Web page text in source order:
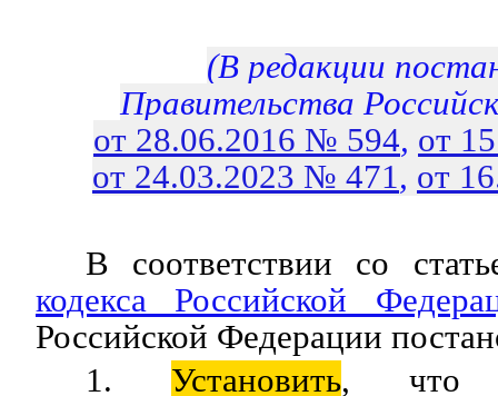
(В редакции
Правительства
от 28.06.2016 № 594, от
от 24.03.2023 № 471, от
В соответствии со
кодекса Российской
Российской Федерации
1. Установить, что